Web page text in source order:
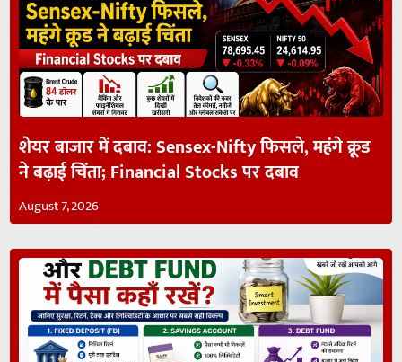
शेयर बाजार में दबाव: Sensex-Nifty फिसले, महंगे क्रूड
ने बढ़ाई चिंता; Financial Stocks पर दबाव
August 7, 2026